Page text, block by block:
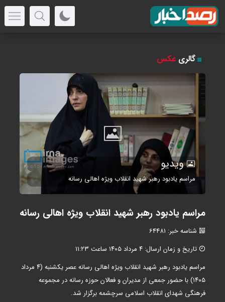
گالری عکس
ویدیو
مراسم یادبود رهبر شهید انقلاب ویژه اهالی رسانه
مراسم یادبود رهبر شهید انقلاب ویژه اهالی رسانه
شناسه خبر: 64481
تاریخ و زمان ارسال: ۴ مرداد ۱۴۰۵ ساعت ۱۱:۲۳
مراسم یادبود رهبر شهید انقلاب ویژه اهالی رسانه عصر یکشنبه (۴ مرداد
۱۴۰۵) با حضور جمعی از مدیران و فعالان حوزه رسانه در مجموعه
فرهنگی شهدای انقلاب اسلامی سرچشمه برگزار شد.